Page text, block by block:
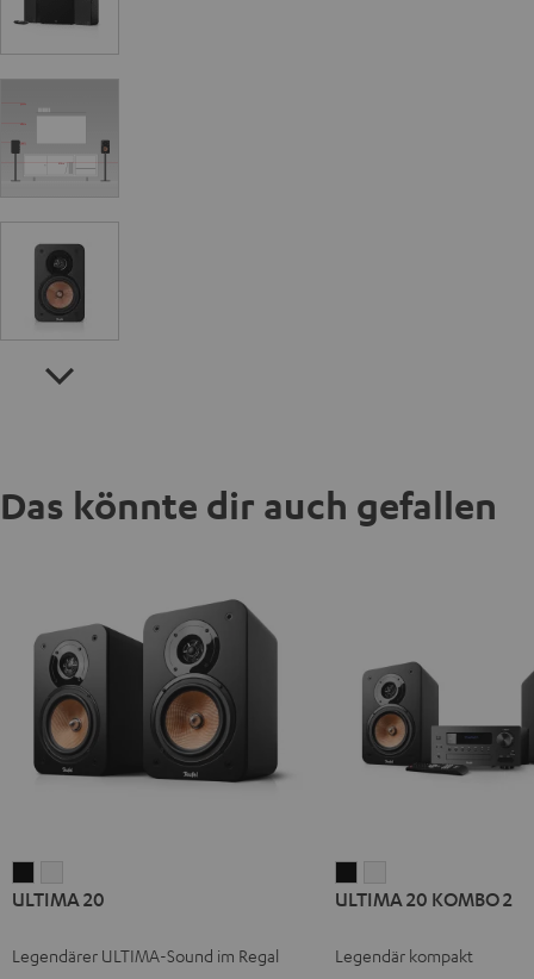
Das könnte dir auch gefallen
20 20
ULTIMA 20
Legendärer ULTIMA-Sound im Regal
20
2
20
2
ULTIMA 20 KOMBO 2
Legendär kompakt